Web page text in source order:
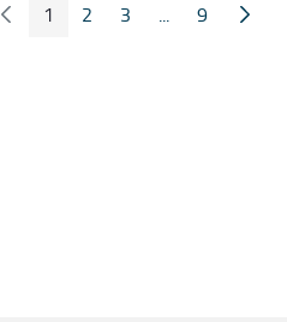
Pagina Precedente
Pagina
1 Pagina
2 Pagina
3 ...
PaginePagina
9